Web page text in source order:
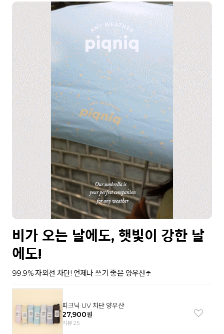
비가 오는 날에도, 햇빛이 강한 날
에도!
99.9% 자외선 차단! 언제나 쓰기 좋은 양우산☂️
피크닉 UV 차단 양우산
27,900원
리뷰 25